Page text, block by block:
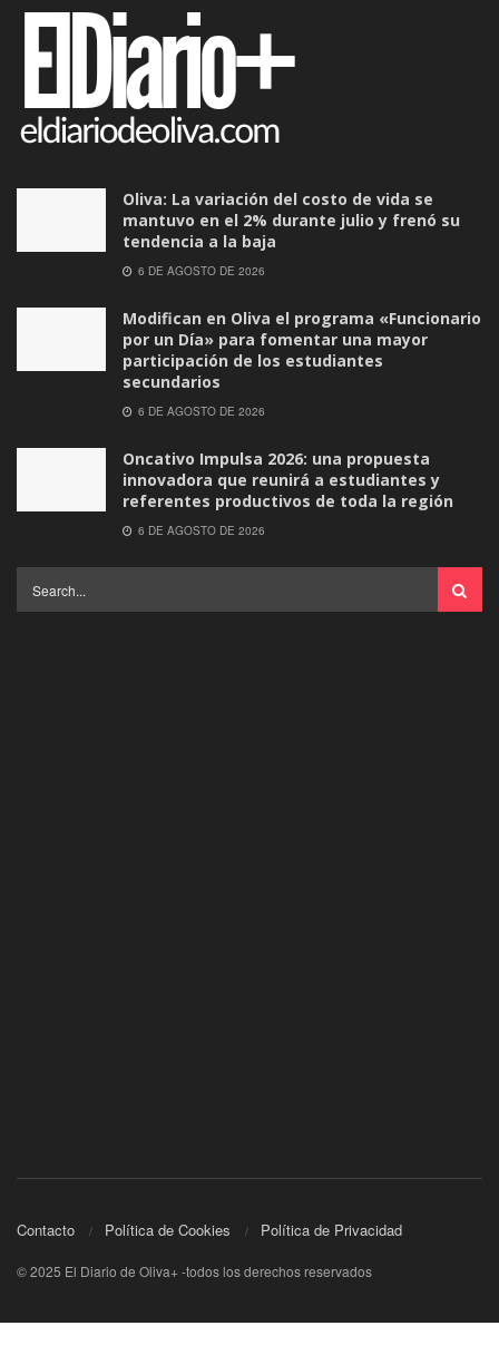
Oliva: La variación del costo de vida se
mantuvo en el 2% durante julio y frenó su
tendencia a la baja
6 DE AGOSTO DE 2026
Modifican en Oliva el programa «Funcionario
por un Día» para fomentar una mayor
participación de los estudiantes
secundarios
6 DE AGOSTO DE 2026
Oncativo Impulsa 2026: una propuesta
innovadora que reunirá a estudiantes y
referentes productivos de toda la región
6 DE AGOSTO DE 2026
Contacto Política de Cookies Política de Privacidad
© 2025 El Diario de Oliva+ -todos los derechos reservados